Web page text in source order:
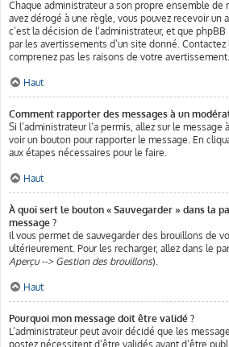
Chaque administrateur a son propre ensemble de
avez dérogé à une règle, vous pouvez recevoir un
c’est la décision de l’administrateur, et que
par les avertissements d’un site donné. Contactez
comprenez pas les raisons de votre avertissement.
Haut
Comment rapporter des messages à un
Si l’administrateur l’a permis, allez sur le
voir un bouton pour rapporter le message. En
aux étapes nécessaires pour le faire.
Haut
À quoi sert le bouton « Sauvegarder » dans la
message ?
Il vous permet de sauvegarder des brouillons de
ultérieurement. Pour les recharger, allez dans le
Aperçu --> Gestion des brouillons).
Haut
Pourquoi mon message doit être validé ?
L’administrateur peut avoir décidé que les
postez nécessitent d’être validés avant d’être